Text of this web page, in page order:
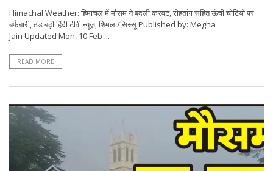
Himachal Weather: हिमाचल में माैसम ने बदली करवट, रोहतांग सहित ऊंची चोटियों पर
बर्फबारी, ठंड बढ़ी हिंदी टीवी न्यूज़, शिमला/सिस्सू Published by: Megha
Jain Updated Mon, 10 Feb ...
READ MORE